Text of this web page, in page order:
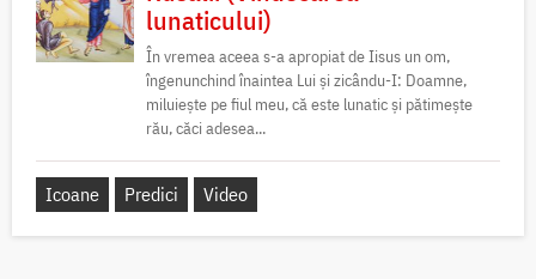
lunaticului)
În vremea aceea s-a apropiat de Iisus un om,
îngenunchind înaintea Lui și zicându-I: Doamne,
miluiește pe fiul meu, că este lunatic și pătimește
rău, căci adesea...
Icoane Predici Video